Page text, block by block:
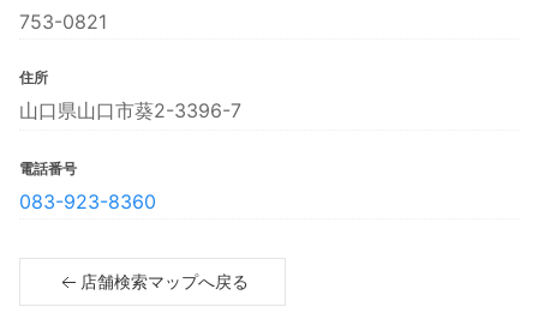
753-0821
住所
山口県山口市葵2-3396-7
電話番号
083-923-8360
店舗検索マップへ戻る